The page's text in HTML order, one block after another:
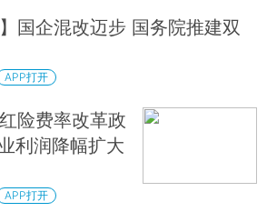
国企混改迈步 国务院推建双
APP打开
险费率改革政
利润降幅扩大
APP打开